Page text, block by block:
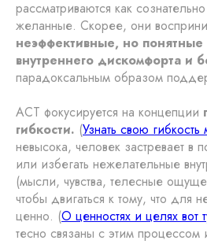
рассматриваются как
желанные. Скорее, они
неэффективные, но понятные
внутреннего дискомфорта и
парадоксальным образом
ACT фокусируется на концепции
гибкости. (Узнать свою гибкость
невысока, человек застревает в
или избегать нежелательные
(мысли, чувства, телесные
чтобы двигаться к тому, что для
ценно. (О ценностях и целях вот
тесно связаны с этим процессом